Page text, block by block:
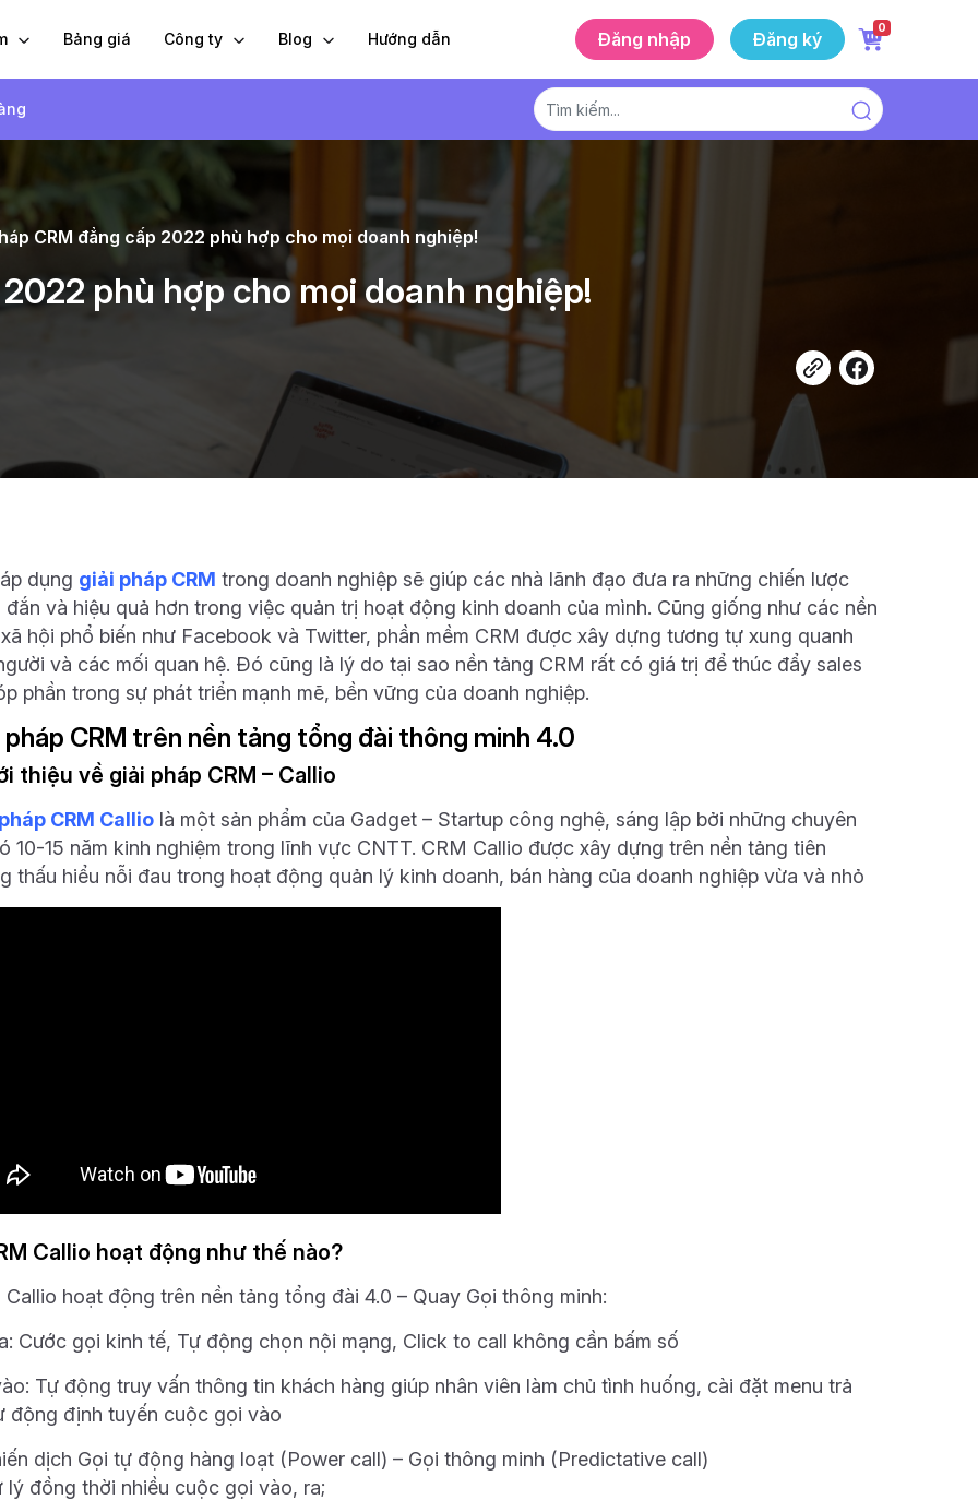
Bảng giá Công ty Blog Hướng dẫn Đăng nhập Đăng ký
0
CRM đẳng cấp 2022 phù hợp cho mọi doanh nghiệp!
phù hợp cho mọi doanh nghiệp!
dụng giải pháp CRM trong doanh nghiệp sẽ giúp các nhà lãnh đạo đưa ra những chiến lược
đắn và hiệu quả hơn trong việc quản trị hoạt động kinh doanh của mình. Cũng giống như các nền
hội phổ biến như Facebook và Twitter, phần mềm CRM được xây dựng tương tự xung quanh
và các mối quan hệ. Đó cũng là lý do tại sao nền tảng CRM rất có giá trị để thúc đẩy sales
phần trong sự phát triển mạnh mẽ, bền vững của doanh nghiệp.
pháp CRM trên nền tảng tổng đài thông minh 4.0
thiệu về giải pháp CRM – Callio
CRM Callio là một sản phẩm của Gadget – Startup công nghệ, sáng lập bởi những chuyên
10-15 năm kinh nghiệm trong lĩnh vực CNTT. CRM Callio được xây dựng trên nền tảng tiên
thấu hiểu nỗi đau trong hoạt động quản lý kinh doanh, bán hàng của doanh nghiệp vừa và nhỏ
Callio hoạt động như thế nào?
Callio hoạt động trên nền tảng tổng đài 4.0 – Quay Gọi thông minh:
Cước gọi kinh tế, Tự động chọn nội mạng, Click to call không cần bấm số
Tự động truy vấn thông tin khách hàng giúp nhân viên làm chủ tình huống, cài đặt menu trả
động định tuyến cuộc gọi vào
dịch Gọi tự động hàng loạt (Power call) – Gọi thông minh (Predictative call)
lý đồng thời nhiều cuộc gọi vào, ra;